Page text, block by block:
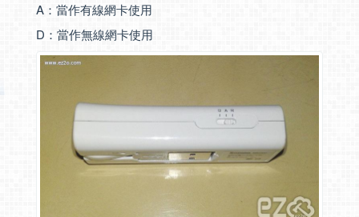
A：當作有線網卡使用
D：當作無線網卡使用